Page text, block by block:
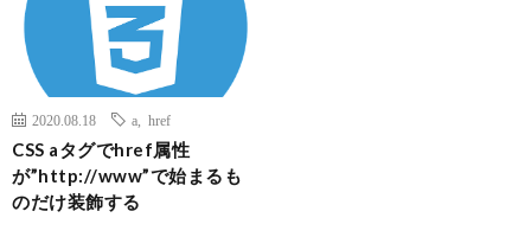
2020.08.18 a href
CSS aタグでhref属性
が”http://www”で始まるも
のだけ装飾する